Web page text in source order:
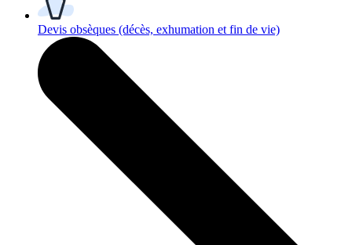
Devis obsèques (décès, exhumation et fin de vie)